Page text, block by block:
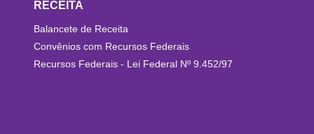
RECEITA
Balancete de Receita
Convênios com Recursos Federais
Recursos Federais - Lei Federal Nº 9.452/97